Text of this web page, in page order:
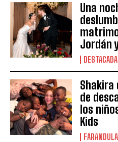
Una
Jordán
DESTACADA
de
los
Kids
FARANDULA